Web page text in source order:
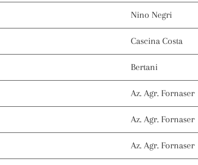
Nino Negri
Cascina Costa
Bertani
Az. Agr. Fornaser
Az. Agr. Fornaser
Az. Agr. Fornaser